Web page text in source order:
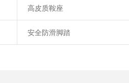
高皮质鞍座
安全防滑脚踏